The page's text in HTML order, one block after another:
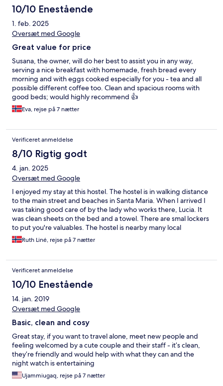
10/10 Enestående
1. feb. 2025
Oversæt med Google
Great value for price
Susana, the owner, will do her best to assist you in any way,
serving a nice breakfast with homemade, fresh bread every
morning and with eggs cooked especially for you - tea and all
possible different coffee too. Clean and spacious rooms with
good beds; would highly recommend 👍
Eva, rejse på 7 nætter
Verificeret anmeldelse
8/10 Rigtig godt
4. jan. 2025
Oversæt med Google
I enjoyed my stay at this hostel. The hostel is in walking distance
to the main street and beaches in Santa Maria. When I arrived I
was taking good care of by the lady who works there, Lucia. It
was clean sheets on the bed and a towel. There are smal lockers
to put you're valuables. The hostel is nearby many local
resteurants with great food, to a nice price. The hostel has a
seperate kitchen and dining area on the top floor, with a
gives you a great opportunity to get new friends. I was
travelling alone and I always felt safe. You can also order
breakfast everday, with freshed baked bread. I really liked the
people who worked there, even when they from time to time
was a bit stressed, they provided super service. I can really
recommand this hostel.
Ruth Liné, rejse på 7 nætter
Verificeret anmeldelse
10/10 Enestående
14. jan. 2019
Oversæt med Google
Basic, clean and cosy
Great stay, if you want to travel alone, meet new people and
feeling welcomed by a cute couple and their staff - it’s clean,
they’re friendly and would help with what they can and the
night watch is entertaining
Ujammiugaq, rejse på 7 nætter